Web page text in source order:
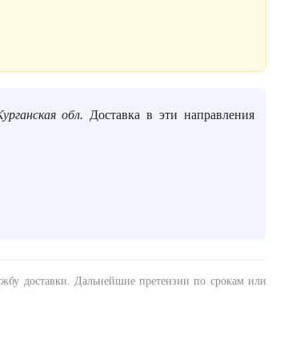
обл. Доставка в эти направления
доставки. Дальнейшие претензии по срокам или